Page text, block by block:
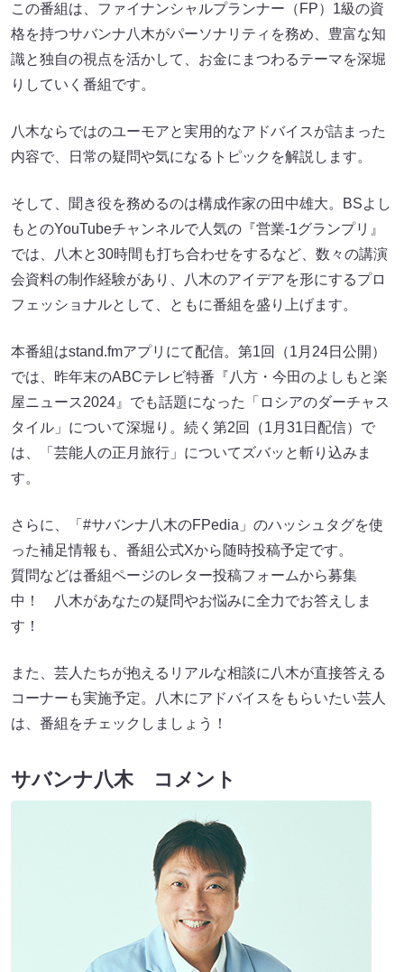
この番組は、ファイナンシャルプランナー（FP）1級の資
格を持つサバンナ八木がパーソナリティを務め、豊富な知
識と独自の視点を活かして、お金にまつわるテーマを深堀
りしていく番組です。
八木ならではのユーモアと実用的なアドバイスが詰まった
内容で、日常の疑問や気になるトピックを解説します。
そして、聞き役を務めるのは構成作家の田中雄大。BSよし
もとのYouTubeチャンネルで人気の『営業-1グランプリ』
では、八木と30時間も打ち合わせをするなど、数々の講演
会資料の制作経験があり、八木のアイデアを形にするプロ
フェッショナルとして、ともに番組を盛り上げます。
本番組はstand.fmアプリにて配信。第1回（1月24日公開）
では、昨年末のABCテレビ特番『八方・今田のよしもと楽
屋ニュース2024』でも話題になった「ロシアのダーチャス
タイル」について深堀り。続く第2回（1月31日配信）で
は、「芸能人の正月旅行」についてズバッと斬り込みま
す。
さらに、「#サバンナ八木のFPedia」のハッシュタグを使
った補足情報も、番組公式Xから随時投稿予定です。
質問などは番組ページのレター投稿フォームから募集
中！ 八木があなたの疑問やお悩みに全力でお答えしま
す！
また、芸人たちが抱えるリアルな相談に八木が直接答える
コーナーも実施予定。八木にアドバイスをもらいたい芸人
は、番組をチェックしましょう！
サバンナ八木 コメント